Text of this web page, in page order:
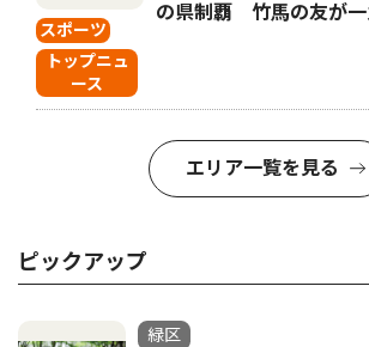
スポーツ
トップニュ
ース
の県制覇 竹馬の友が一
エリア一覧を見る
ピックアップ
緑区